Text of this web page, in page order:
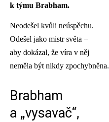
k týmu Brabham.
Neodešel kvůli neúspěchu.
Odešel jako mistr světa –
aby dokázal, že víra v něj
neměla být nikdy zpochybněna.
Brabham
a „vysavač“,